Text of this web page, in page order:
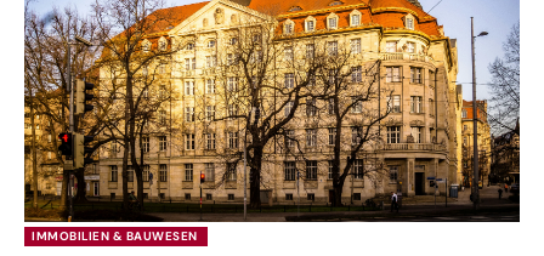
IMMOBILIEN & BAUWESEN